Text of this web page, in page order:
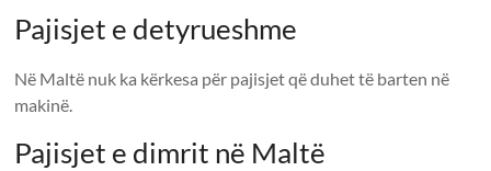
Pajisjet e detyrueshme
Në Maltë nuk ka kërkesa për pajisjet që duhet të barten në
makinë.
Pajisjet e dimrit në Maltë